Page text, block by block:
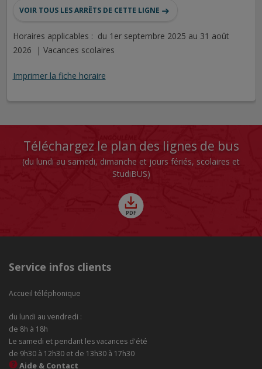
VOIR TOUS LES ARRÊTS DE CETTE LIGNE
Horaires applicables : du 1er septembre 2025 au 31 août
2026 | Vacances scolaires
Imprimer la fiche horaire
Téléchargez le plan des lignes de bus
(du lundi au samedi, dimanche et jours fériés, scolaires et
StudiBUS)
Service infos clients
Accueil téléphonique
du lundi au vendredi :
de 8h à 18h
Le samedi et pendant les vacances d'été
de 9h30 à 12h30 et de 13h30 à 17h30
Aide & Contact